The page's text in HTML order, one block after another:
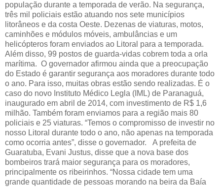
população durante a temporada de verão. Na segurança,
três mil policiais estão atuando nos sete municípios
litorâneos e da costa Oeste. Dezenas de viaturas, motos,
caminhões e módulos móveis, ambulâncias e um
helicópteros foram enviados ao Litoral para a temporada.
Além disso, 99 postos de guarda-vidas cobrem toda a orla
marítima. O governador afirmou ainda que a preocupação
do Estado é garantir segurança aos moradores durante todo
o ano. Para isso, muitas obras estão sendo realizadas. É o
caso do novo Instituto Médico Legla (IML) de Paranaguá,
inaugurado em abril de 2014, com investimento de R$ 1,6
milhão. Também foram enviamos para a região mais 80
policiais e 25 viaturas. “Temos o compromisso de investir no
nosso Litoral durante todo o ano, não apenas na temporada
como ocorria antes”, disse o governador. A prefeita de
Guaratuba, Evani Justus, disse que a nova base dos
bombeiros trará maior segurança para os moradores,
principalmente os ribeirinhos. “Nossa cidade tem uma
grande quantidade de pessoas morando na beira da Baía